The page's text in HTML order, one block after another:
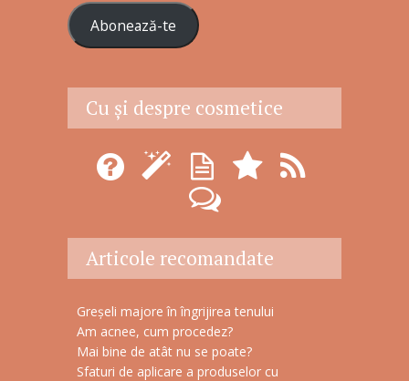
r
e
e
a
Abonează-te
Cu şi despre cosmetice
Articole recomandate
Greșeli majore în îngrijirea tenului
Am acnee, cum procedez?
Mai bine de atât nu se poate?
Sfaturi de aplicare a produselor cu